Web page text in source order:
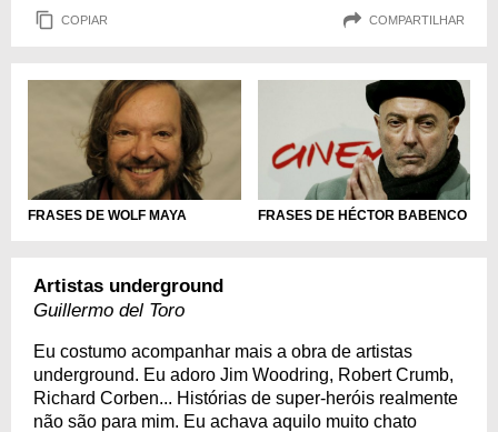
COPIAR COMPARTILHAR
FRASES DE WOLF MAYA FRASES DE HÉCTOR BABENCO
Artistas underground
Guillermo del Toro
Eu costumo acompanhar mais a obra de artistas
underground. Eu adoro Jim Woodring, Robert Crumb,
Richard Corben... Histórias de super-heróis realmente
não são para mim. Eu achava aquilo muito chato